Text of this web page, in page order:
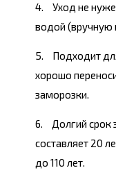
Уход не
водой (вручную
Подходит
хорошо
заморозки.
Долгий срок
составляет 20
до 110 лет.